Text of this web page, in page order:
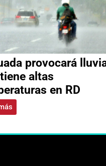
provocará
altas
en RD